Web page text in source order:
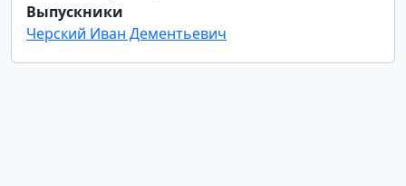
Выпускники
Черский Иван Дементьевич